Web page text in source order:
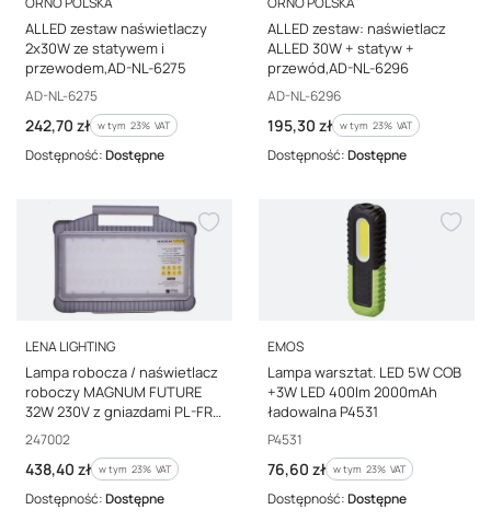
ALLED zestaw naświetlaczy
2x30W ze statywem i
przewodem,AD-NL-6275
Kod producenta
AD-NL-6275
Cena brutto
242,70 zł w tym %s VAT
w tym 23% VAT
Dostępność:Dostępne
ALLED zestaw: naświetlacz
ALLED 30W + statyw +
przewód,AD-NL-6296
Kod producenta
AD-NL-6296
Cena brutto
195,30 zł w tym %s VAT
w tym 23% VAT
Dostępność:Dostępne
PRODUCENT
LENA LIGHTING
Lampa robocza / naświetlacz
roboczy MAGNUM FUTURE
32W 230V z gniazdami PL-FR
/funkcja przedłużacza 2x16A/
247002
Kod producenta
247002
Cena brutto
438,40 zł w tym %s VAT
w tym 23% VAT
Dostępność:Dostępne
PRODUCENT
EMOS
Lampa warsztat. LED 5W COB
+3W LED 400lm 2000mAh
ładowalna P4531
Kod producenta
P4531
Cena brutto
76,60 zł w tym %s VAT
w tym 23% VAT
Dostępność:Dostępne